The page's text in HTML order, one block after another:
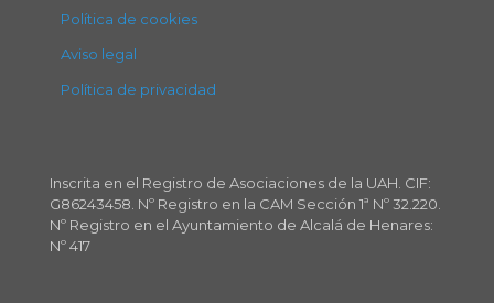
Política de cookies
Aviso legal
Política de privacidad
Inscrita en el Registro de Asociaciones de la UAH. CIF:
G86243458. Nº Registro en la CAM Sección 1ª Nº 32.220.
Nº Registro en el Ayuntamiento de Alcalá de Henares:
Nº 417